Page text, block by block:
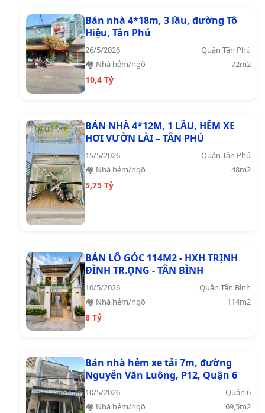
Bán nhà 4*18m, 3 lầu, đường Tô
Hiệu, Tân Phú
26/5/2026
Quận Tân Phú
🏘️ Nhà hẻm/ngõ
72m2
10,4 Tỷ
BÁN NHÀ 4*12M, 1 LẦU, HẺM XE
HƠI VƯỜN LÀI – TÂN PHÚ
15/5/2026
Quận Tân Phú
🏘️ Nhà hẻm/ngõ
48m2
5,75 Tỷ
BÁN LÔ GÓC 114M2 - HXH TRỊNH
ĐÌNH TR.ỌNG - TÂN BÌNH
10/5/2026
Quận Tân Bình
🏘️ Nhà hẻm/ngõ
114m2
8 Tỷ
Bán nhà hẻm xe tải 7m, đường
Nguyễn Văn Luông, P12, Quận 6
10/5/2026
Quận 6
🏘️ Nhà hẻm/ngõ
69,5m2